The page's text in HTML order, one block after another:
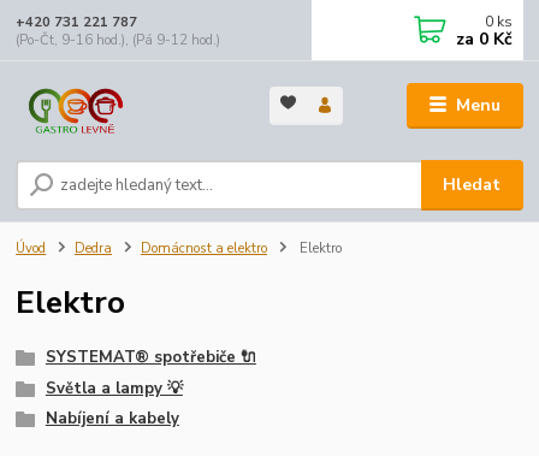
Menu
Hledat
+420 731 221 787
(Po-Čt, 9-16 hod.), (Pá 9-12 hod.)
0 ks
za 0 Kč
Úvod Dedra Domácnost a elektro Elektro
Elektro
SYSTEMAT® spotřebiče 🔌
Světla a lampy 💡
Nabíjení a kabely